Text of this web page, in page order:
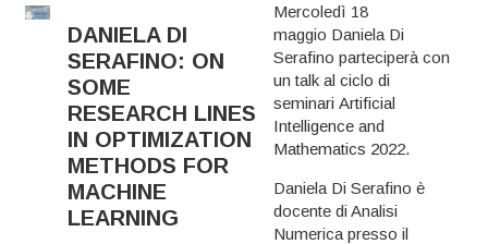
DANIELA DI
SERAFINO: ON
SOME
RESEARCH LINES
IN OPTIMIZATION
METHODS FOR
MACHINE
LEARNING
Mercoledì 18
maggio Daniela Di
Serafino parteciperà con
un talk al ciclo di
seminari Artificial
Intelligence and
Mathematics 2022.
Daniela Di Serafino è
docente di Analisi
Numerica presso il